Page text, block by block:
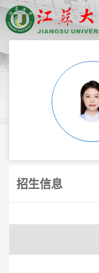
招生信息